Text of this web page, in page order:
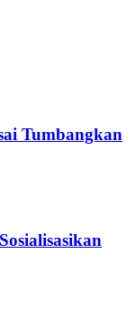
Tumbangkan